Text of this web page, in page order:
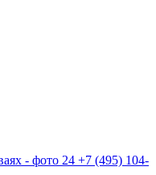
+7 (495) 104-